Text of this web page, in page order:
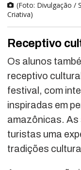
(Foto: Divulgação /
Criativa)
Receptivo
Os alunos
receptivo
festival, com
inspiradas em
amazônicas.
turistas uma
tradições